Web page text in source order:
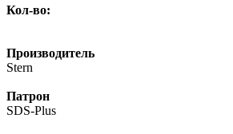
Кол-во:
Производитель
Stern
Патрон
SDS-Plus